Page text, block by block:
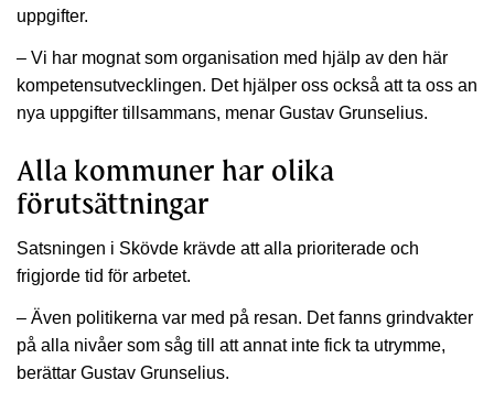
uppgifter.
– Vi har mognat som organisation med hjälp av den här
kompetensutvecklingen. Det hjälper oss också att ta oss an
nya uppgifter tillsammans, menar Gustav Grunselius.
Alla kommuner har olika
förutsättningar
Satsningen i Skövde krävde att alla prioriterade och
frigjorde tid för arbetet.
– Även politikerna var med på resan. Det fanns grindvakter
på alla nivåer som såg till att annat inte fick ta utrymme,
berättar Gustav Grunselius.